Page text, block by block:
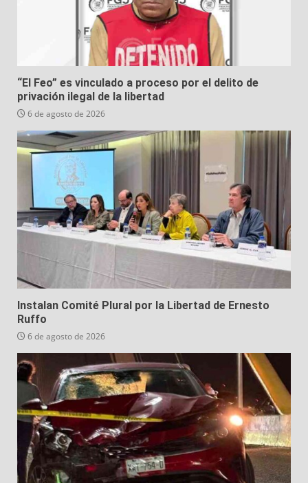
“El Feo” es vinculado a proceso por el delito de
privación ilegal de la libertad
6 de agosto de 2026
Instalan Comité Plural por la Libertad de Ernesto
Ruffo
6 de agosto de 2026